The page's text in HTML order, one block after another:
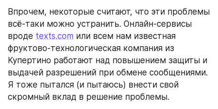
Впрочем, некоторые считают, что эти проблемы
всё-таки можно устранить. Онлайн-сервисы
вроде texts.com или всем нам известная
фруктово-технологическая компания из
Купертино работают над повышением защиты и
выдачей разрешений при обмене сообщениями.
Я тоже пытался (и пытаюсь) внести свой
скромный вклад в решение проблемы.